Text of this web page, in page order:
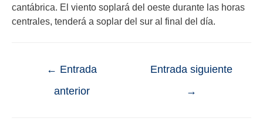
cantábrica. El viento soplará del oeste durante las horas
centrales, tenderá a soplar del sur al final del día.
← Entrada
anterior
Entrada siguiente
→